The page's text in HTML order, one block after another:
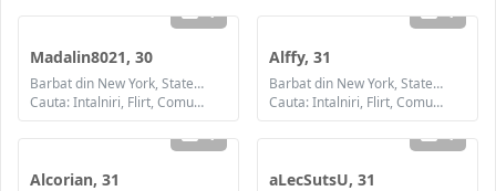
1
Madalin8021, 30
Barbat din New York, Statele Unite ale Americii
Cauta: Intalniri, Flirt, Comunicare / chat
1
Alffy, 31
Barbat din New York, Statele Unite ale Americii
Cauta: Intalniri, Flirt, Comunicare / chat, Prietenie, Casatorie
1
Alcorian, 31
1
aLecSutsU, 31